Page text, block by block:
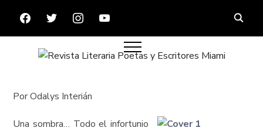
FACEBOOKTWITTERINSTAGRAMYOUTUBE
Por Odalys Interián
Una sombra… Todo el infortunio